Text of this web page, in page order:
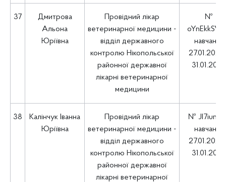
37
Дмитрова
Альона
Юріївна
Провідний лікар
ветеринарної медицини -
відділ державного
контролю Нікопольської
районної державної
лікарні ветеринарної
медицини
№
навчання
27.01.2025
31.01.2025
38
Калінчук Іванна
Юріївна
Провідний лікар
ветеринарної медицини -
відділ державного
контролю Нікопольської
районної державної
лікарні ветеринарної
№
навчання
27.01.2025
31.01.2025